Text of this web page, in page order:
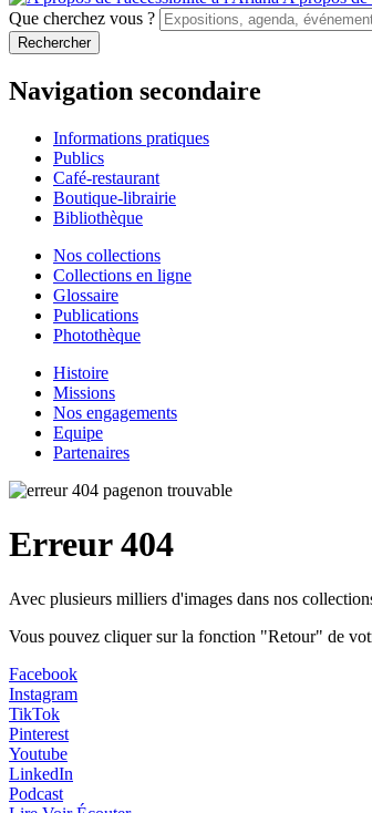
Que cherchez vous ?
Navigation secondaire
Informations pratiques
Publics
Café-restaurant
Boutique-librairie
Bibliothèque
Nos collections
Collections en ligne
Glossaire
Publications
Photothèque
Histoire
Missions
Nos engagements
Equipe
Partenaires
Erreur 404
Avec plusieurs milliers d'images dans nos
Vous pouvez cliquer sur la fonction "Retour" de
Facebook
Instagram
TikTok
Pinterest
Youtube
LinkedIn
Podcast